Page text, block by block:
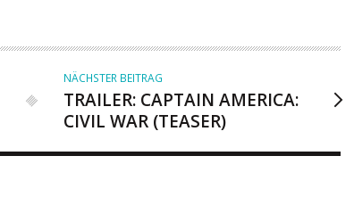
NÄCHSTER BEITRAG
TRAILER: CAPTAIN AMERICA:
CIVIL WAR (TEASER)